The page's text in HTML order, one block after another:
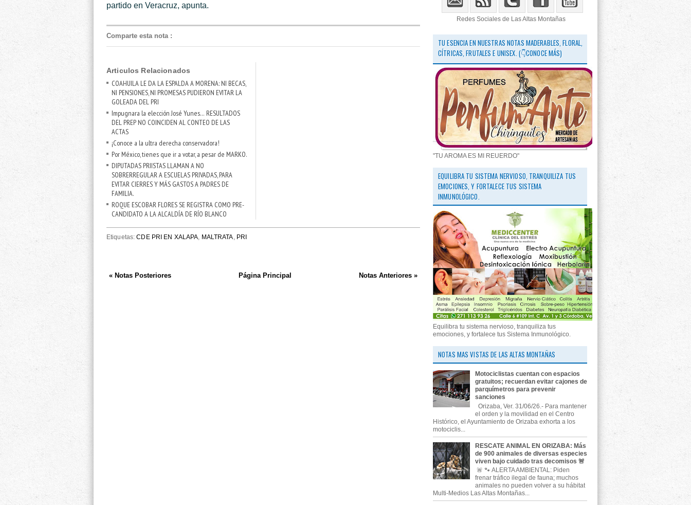
partido en Veracruz, apunta.
Comparte esta nota:
Articulos Relacionados
COAHUILA LE DA LA ESPALDA A MORENA: NI BECAS,
NI PENSIONES, NI PROMESAS PUDIERON EVITAR LA
GOLEADA DEL PRI
Impugnara la elección José Yunes… RESULTADOS
DEL PREP NO COINCIDEN AL CONTEO DE LAS
ACTAS
¡Conoce a la ultra derecha conservadora!
Por México, tienes que ir a votar, a pesar de MARKO.
DIPUTADAS PRIISTAS LLAMAN A NO
SOBRERREGULAR A ESCUELAS PRIVADAS, PARA
EVITAR CIERRES Y MÁS GASTOS A PADRES DE
FAMILIA.
ROQUE ESCOBAR FLORES SE REGISTRA COMO PRE-
CANDIDATO A LA ALCALDÍA DE RÍO BLANCO
Etiquetas:CDE PRI EN XALAPA MALTRATA PRI
« Notas Posteriores Notas Anteriores »
Página Principal
Redes Sociales de Las Altas Montañas
TU ESENCIA EN NUESTRAS NOTAS MADERABLES, FLORAL,
CÍTRICAS, FRUTALES E UNISEX. (👇CONOCE MÁS)
"TU AROMA ES MI REUERDO"
EQUILIBRA TU SISTEMA NERVIOSO, TRANQUILIZA TUS
EMOCIONES, Y FORTALECE TUS SISTEMA
INMUNOLÓGICO.
Equilibra tu sistema nervioso, tranquiliza tus
emociones, y fortalece tus Sistema Inmunológico.
NOTAS MAS VISTAS DE LAS ALTAS MONTAÑAS
Motociclistas cuentan con espacios
gratuitos; recuerdan evitar cajones de
parquímetros para prevenir
sanciones
Orizaba, Ver. 31/06/26.- Para mantener
el orden y la movilidad en el Centro
Histórico, el Ayuntamiento de Orizaba exhorta a los
motociclis...
RESCATE ANIMAL EN ORIZABA: Más
de 900 animales de diversas especies
viven bajo cuidado tras decomisos 🚨
🚨 🐾 ALERTA AMBIENTAL: Piden
frenar tráfico ilegal de fauna; muchos
animales no pueden volver a su hábitat
Multi-Medios Las Altas Montañas...